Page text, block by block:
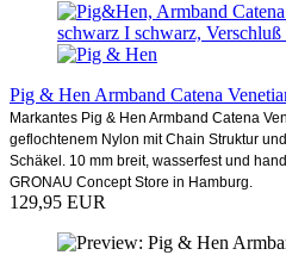
Pig & Hen Armband Catena
Markantes Pig & Hen Armband Catena
geflochtenem Nylon mit Chain Struktur
Schäkel. 10 mm breit, wasserfest und
GRONAU Concept Store in Hamburg.
129,95 EUR